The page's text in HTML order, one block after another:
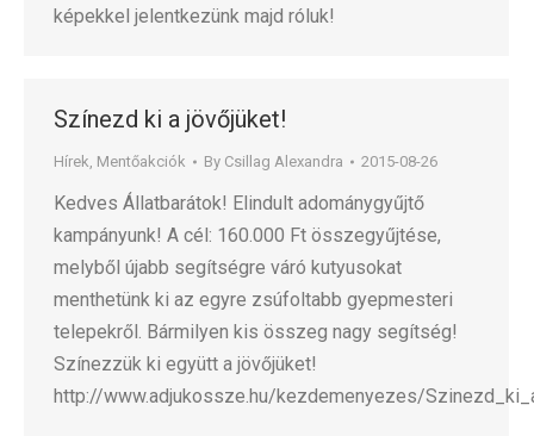
képekkel jelentkezünk majd róluk!
Színezd ki a jövőjüket!
Hírek, Mentőakciók By Csillag Alexandra 2015-08-26
Kedves Állatbarátok! Elindult adománygyűjtő
kampányunk! A cél: 160.000 Ft összegyűjtése,
melyből újabb segítségre váró kutyusokat
menthetünk ki az egyre zsúfoltabb gyepmesteri
telepekről. Bármilyen kis összeg nagy segítség!
Színezzük ki együtt a jövőjüket!
http://www.adjukossze.hu/kezdemenyezes/